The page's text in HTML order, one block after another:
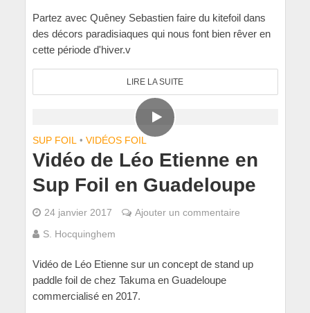
Partez avec Quêney Sebastien faire du kitefoil dans
des décors paradisiaques qui nous font bien rêver en
cette période d'hiver.v
LIRE LA SUITE
SUP FOIL • VIDÉOS FOIL
Vidéo de Léo Etienne en
Sup Foil en Guadeloupe
24 janvier 2017
Ajouter un commentaire
S. Hocquinghem
Vidéo de Léo Etienne sur un concept de stand up
paddle foil de chez Takuma en Guadeloupe
commercialisé en 2017.